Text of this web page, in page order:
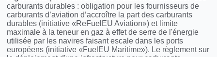
carburants durables : obligation pour les fournisseurs de
carburants d’aviation d’accroître la part des carburants
durables (initiative «ReFuelEU Aviation») et limite
maximale à la teneur en gaz à effet de serre de l'énergie
utilisée par les navires faisant escale dans les ports
européens (initiative «FuelEU Maritime»). Le règlement sur